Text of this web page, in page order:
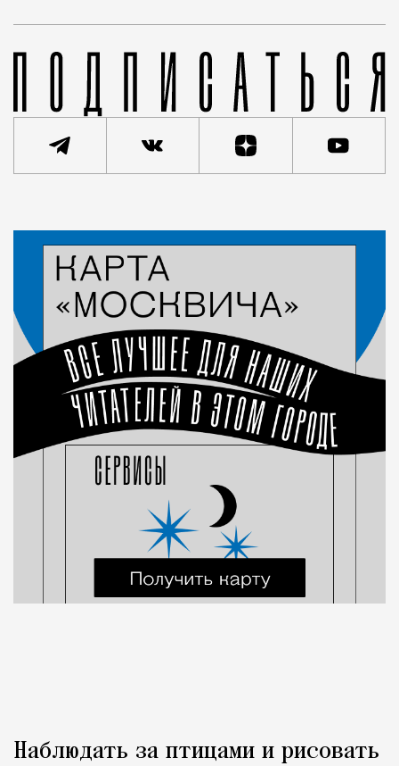
Город
Наблюдать за птицами и рисовать